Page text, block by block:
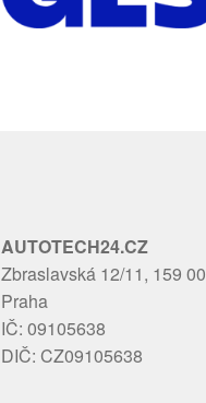
AUTOTECH24.CZ
Zbraslavská 12/11, 159 00
Praha
IČ: 09105638
DIČ: CZ09105638